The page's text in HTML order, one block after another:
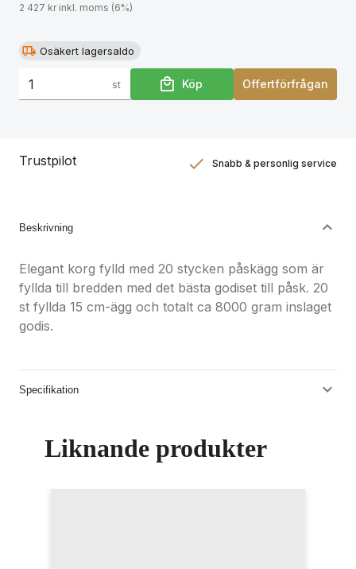
2 427 kr inkl. moms (6%)
Osäkert lagersaldo
st Köp Offertförfrågan
Trustpilot Snabb & personlig service
Beskrivning
Elegant korg fylld med 20 stycken påskägg som är
fyllda till bredden med det bästa godiset till påsk. 20
st fyllda 15 cm-ägg och totalt ca 8000 gram inslaget
godis.
Specifikation
Liknande produkter